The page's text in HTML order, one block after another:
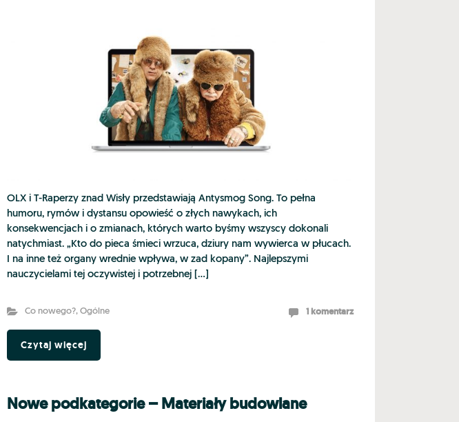
OLX i T-Raperzy znad Wisły przedstawiają Antysmog Song. To pełna
humoru, rymów i dystansu opowieść o złych nawykach, ich
konsekwencjach i o zmianach, których warto byśmy wszyscy dokonali
natychmiast. „Kto do pieca śmieci wrzuca, dziury nam wywierca w płucach.
I na inne też organy wrednie wpływa, w zad kopany”. Najlepszymi
nauczycielami tej oczywistej i potrzebnej […]
Co nowego?, Ogólne 1 komentarz
Czytaj więcej
Nowe podkategorie – Materiały budowlane